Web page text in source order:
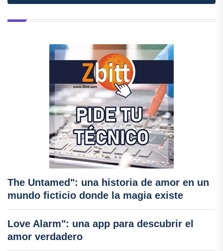
The Untamed": una historia de amor en un
mundo ficticio donde la magia existe
Love Alarm": una app para descubrir el
amor verdadero